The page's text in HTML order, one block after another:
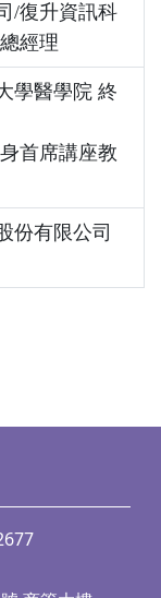
/復升資訊科
經理
學醫學院 終
首席講座教
份有限公司